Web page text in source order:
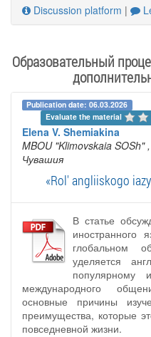
Discussion platform |
Образовательный
Publication date: 06.03.2026
Evaluate the material
Elena V. Shemiakina
MBOU "Klimovskaia SOSh"
Чувашия
«Rol' angliiskogo
В статье
иностранного
глобальном
уделяется
популярному
международного
основные причины
преимущества, которые
повседневной жизни.